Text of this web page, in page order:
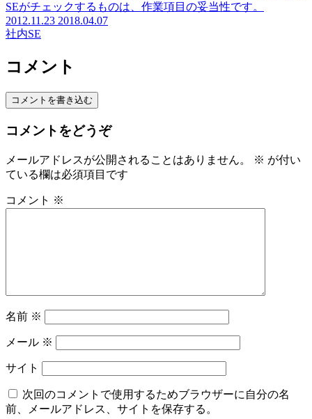
SEがチェックするものは、作業項目の妥当性です。
2012.11.23 2018.04.07
社内SE
コメント
コメントを書き込む
コメントをどうぞ
メールアドレスが公開されることはありません。 ※ が付い
ている欄は必須項目です
コメント ※
名前 ※
メール ※
サイト
次回のコメントで使用するためブラウザーに自分の名
前、メールアドレス、サイトを保存する。